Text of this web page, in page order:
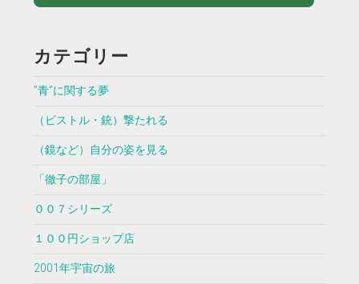
カテゴリー
”青”に関する夢
（ピストル・銃）撃たれる
（鏡など）自分の姿を見る
「徹子の部屋」
００７シリーズ
１００円ショップ店
2001年宇宙の旅